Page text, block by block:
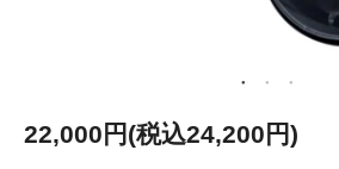
22,000円(税込24,200円)